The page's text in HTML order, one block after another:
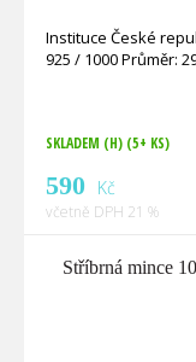
Instituce České republiky Materiál: Stříbro
SKLADEM (H) (5+ KS)
590 Kč
včetně DPH 21 %
Stříbrná mince